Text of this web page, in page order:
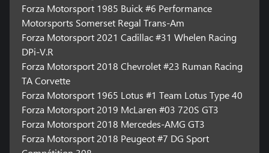
Forza Motorsport 1985 Buick #6 Performance
Motorsports Somerset Regal Trans-Am
Forza Motorsport 2021 Cadillac #31 Whelen Racing
DPi-V.R
Forza Motorsport 2018 Chevrolet #23 Ruman Racing
TA Corvette
Forza Motorsport 1965 Lotus #1 Team Lotus Type 40
Forza Motorsport 2019 McLaren #03 720S GT3
Forza Motorsport 2018 Mercedes-AMG GT3
Forza Motorsport 2018 Peugeot #7 DG Sport